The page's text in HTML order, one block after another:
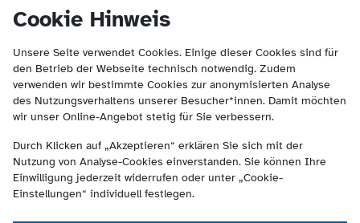
Cookie Hinweis
Unsere Seite verwendet Cookies. Einige dieser Cookies sind für
den Betrieb der Webseite technisch notwendig. Zudem
verwenden wir bestimmte Cookies zur anonymisierten Analyse
des Nutzungsverhaltens unserer Besucher*innen. Damit möchten
wir unser Online-Angebot stetig für Sie verbessern.
Durch Klicken auf „Akzeptieren“ erklären Sie sich mit der
Nutzung von Analyse-Cookies einverstanden. Sie können Ihre
Einwilligung jederzeit widerrufen oder unter „Cookie-
Einstellungen“ individuell festlegen.
springen
(Kontakt und Suche) springen.